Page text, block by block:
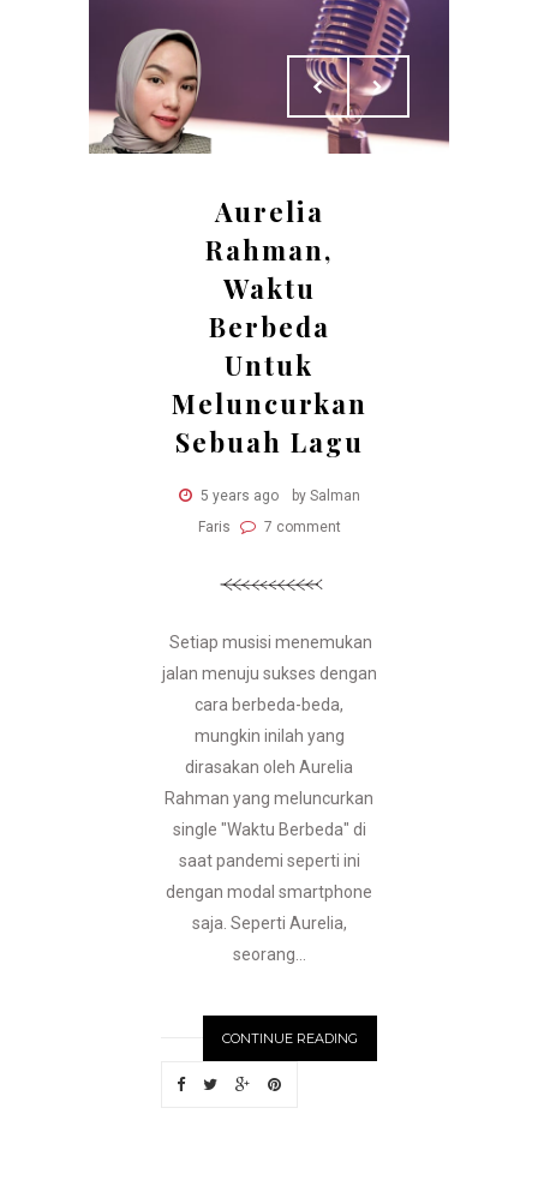
Aurelia
Rahman,
Waktu
Berbeda
Untuk
Meluncurkan
Sebuah Lagu
5 years ago
by Salman
Faris
7 comment
Setiap musisi menemukan
jalan menuju sukses dengan
cara berbeda-beda,
mungkin inilah yang
dirasakan oleh Aurelia
Rahman yang meluncurkan
single "Waktu Berbeda" di
saat pandemi seperti ini
dengan modal smartphone
saja. Seperti Aurelia,
seorang...
CONTINUE READING
N